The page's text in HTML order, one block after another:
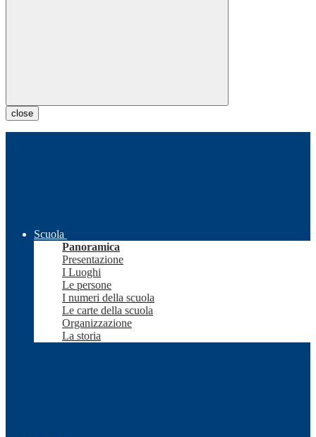
close
Scuola
Panoramica
Presentazione
I Luoghi
Le persone
I numeri della scuola
Le carte della scuola
Organizzazione
La storia